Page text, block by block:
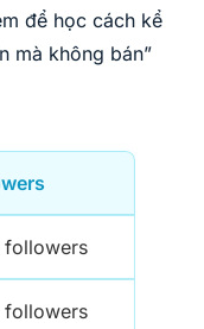
để học cách kể
mà không bán”
followers
followers